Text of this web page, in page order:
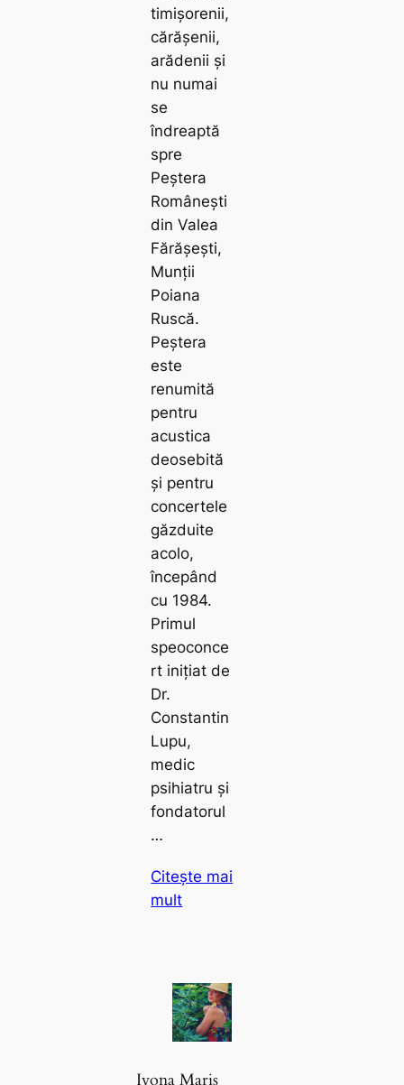
timișorenii,
cărășenii,
arădenii și
nu numai
se
îndreaptă
spre
Peștera
Românești
din Valea
Fărășești,
Munții
Poiana
Ruscă.
Peștera
este
renumită
pentru
acustica
deosebită
și pentru
concertele
găzduite
acolo,
începând
cu 1984.
Primul
speoconce
rt inițiat de
Dr.
Constantin
Lupu,
medic
psihiatru și
fondatorul
…
Citește mai
mult
Ivona Mariș